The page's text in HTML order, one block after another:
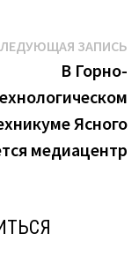
ЗАПИСЬ
В Горно-
Ясного
медиацентр